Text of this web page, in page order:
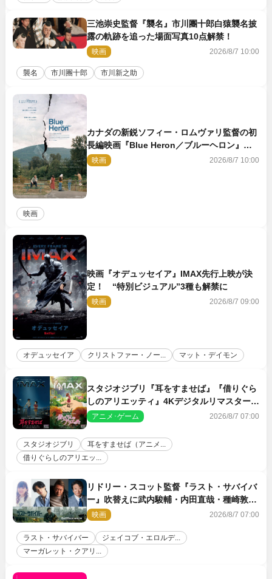
三池崇史監督『襲名』市川團十郎白猿襲名披
露の軌跡を追った場面写真10点解禁！
映画 2026/8/7 10:00
襲名 市川團十郎 市川新之助
カナダの新鋭ソフィー・ロムヴァリ監督の初
長編映画『Blue Heron／ブルーヘロン』
10.23公開
映画 2026/8/7 10:00
映画
映画『オデュッセイア』IMAX先行上映が決
定！ “特別ビジュアル”3種も解禁に
映画 2026/8/7 09:00
オデュッセイア クリストファー・ノー... マット・デイモン
スタジオジブリ『耳をすませば』『借りぐら
しのアリエッティ』4Kデジタルリマスターで
IMAX上映決定！
アニメ･ゲーム 2026/8/7 07:00
スタジオジブリ
耳をすませば（アニメ...
借りぐらしのアリエッ...
リドリー・スコット監督『ラスト・サバイバ
ー』吹替えに武内駿輔・内田直哉・種崎敦
美・井上和彦ら豪華声優陣が集結！
映画 2026/8/7 07:00
ラスト・サバイバー
ジェイコブ・エロルデ...
マーガレット・クアリ...